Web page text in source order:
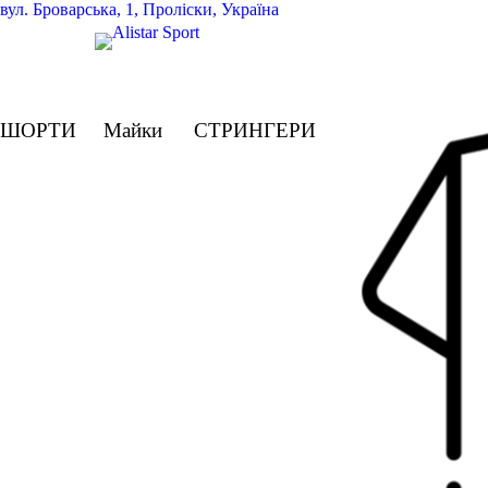
вул. Броварська, 1, Проліски, Україна
ШОРТИ Майки СТРИНГЕРИ